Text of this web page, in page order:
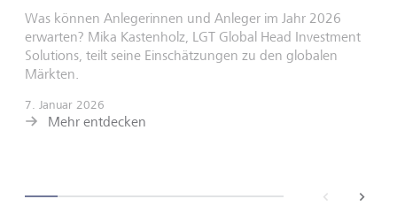
Was können Anlegerinnen und Anleger im Jahr 2026
erwarten? Mika Kastenholz, LGT Global Head Investment
Solutions, teilt seine Einschätzungen zu den globalen
Märkten.
7. Januar 2026
Mehr entdecken
next